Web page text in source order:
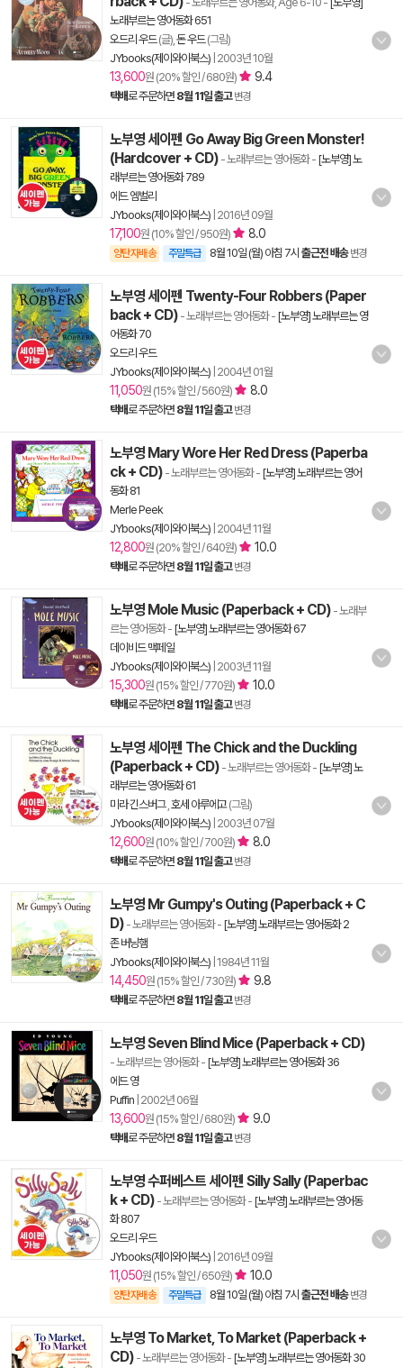
노래부르는 영어동화 651
오드리 우드(글), 돈 우드(그림)
JYbooks(제이와이북스) 2003년 10월
13,600원 (20% 할인 / 680원) 9.4
택배로 주문하면 8월 11일 출고 변경
노부영 세이펜 Go Away Big Green Monster!
(Hardcover + CD) - 노래부르는 영어동화- [노부영] 노
래부르는 영어동화 789
에드 엠벌리
JYbooks(제이와이북스) 2016년 09월
17,100원 (10% 할인 / 950원) 8.0
양탄자배송 주말특급 8월 10일 (월) 아침 7시 출근전 배송 변경
노부영 세이펜 Twenty-Four Robbers (Paper
back + CD) - 노래부르는 영어동화- [노부영] 노래부르는 영
어동화 70
오드리 우드
JYbooks(제이와이북스) 2004년 01월
11,050원 (15% 할인 / 560원) 8.0
택배로 주문하면 8월 11일 출고 변경
노부영 Mary Wore Her Red Dress (Paperba
ck + CD) - 노래부르는 영어동화- [노부영] 노래부르는 영어
동화 81
Merle Peek
JYbooks(제이와이북스) 2004년 11월
12,800원 (20% 할인 / 640원) 10.0
택배로 주문하면 8월 11일 출고 변경
노부영 Mole Music (Paperback + CD) - 노래부
르는 영어동화- [노부영] 노래부르는 영어동화 67
데이비드 맥페일
JYbooks(제이와이북스) 2003년 11월
15,300원 (15% 할인 / 770원) 10.0
택배로 주문하면 8월 11일 출고 변경
노부영 세이펜 The Chick and the Duckling
(Paperback + CD) - 노래부르는 영어동화- [노부영] 노
래부르는 영어동화 61
미라 긴스버그, 호세 아루에고(그림)
JYbooks(제이와이북스) 2003년 07월
12,600원 (10% 할인 / 700원) 8.0
택배로 주문하면 8월 11일 출고 변경
노부영 Mr Gumpy's Outing (Paperback + C
D) - 노래부르는 영어동화- [노부영] 노래부르는 영어동화 2
존 버닝햄
JYbooks(제이와이북스) 1984년 11월
14,450원 (15% 할인 / 730원) 9.8
택배로 주문하면 8월 11일 출고 변경
노부영 Seven Blind Mice (Paperback + CD)
- 노래부르는 영어동화- [노부영] 노래부르는 영어동화 36
에드 영
Puffin 2002년 06월
13,600원 (15% 할인 / 680원) 9.0
택배로 주문하면 8월 11일 출고 변경
노부영 수퍼베스트 세이펜 Silly Sally (Paperbac
k + CD) - 노래부르는 영어동화- [노부영] 노래부르는 영어동
화 807
오드리 우드
JYbooks(제이와이북스) 2016년 09월
11,050원 (15% 할인 / 650원) 10.0
양탄자배송 주말특급 8월 10일 (월) 아침 7시 출근전 배송 변경
노부영 To Market, To Market (Paperback +
CD) - 노래부르는 영어동화- [노부영] 노래부르는 영어동화 30